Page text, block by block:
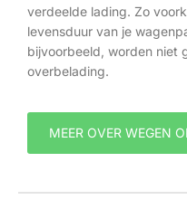
verdeelde lading. Zo
levensduur van je
bijvoorbeeld, worden niet
overbelading.
MEER OVER WEGEN